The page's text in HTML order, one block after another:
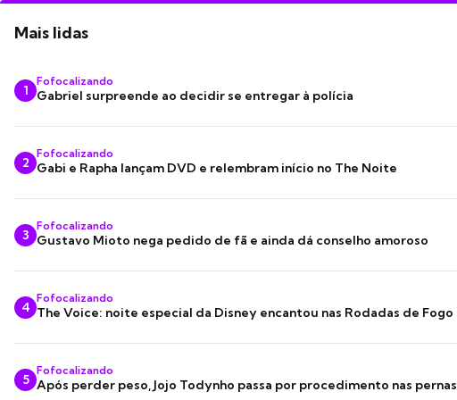
Mais lidas
1
Fofocalizando
Gabriel surpreende ao decidir se entregar à polícia
2
Fofocalizando
Gabi e Rapha lançam DVD e relembram início no The Noite
3
Fofocalizando
Gustavo Mioto nega pedido de fã e ainda dá conselho amoroso
4
Fofocalizando
The Voice: noite especial da Disney encantou nas Rodadas de Fogo
5
Fofocalizando
Após perder peso, Jojo Todynho passa por procedimento nas pernas